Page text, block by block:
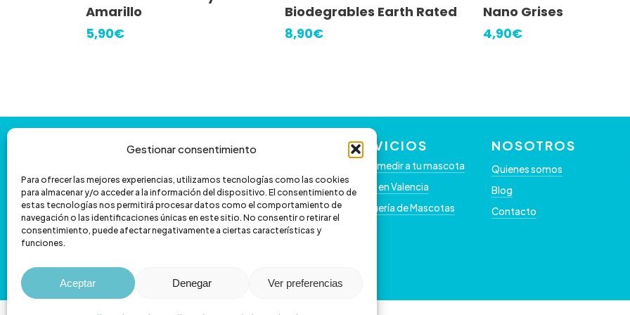
Gestionar consentimiento
Para ofrecer las mejores experiencias, utilizamos tecnologías como las cookies
para almacenar y/o acceder a la información del dispositivo. El consentimiento de
estas tecnologías nos permitirá procesar datos como el comportamiento de
navegación o las identificaciones únicas en este sitio. No consentir o retirar el
consentimiento, puede afectar negativamente a ciertas características y
funciones.
Aceptar Denegar Ver preferencias
Amarillo
5,90€
Biodegrables Earth Rated
8,90€
Nano Grises
4,90€
Contáctanos y te ayudamos
601 172 335 962 067 039
hola@veterizonia.com
C/ de Sant Vicent Màrtir, 119
SERVICIOS
Como medir a tu mascota
Clínica en Valencia
Peluquería de Mascotas
NOSOTROS
Quienes somos
Blog
Contacto